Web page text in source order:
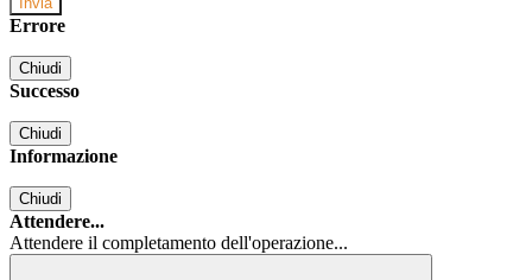
Errore
Chiudi
Successo
Chiudi
Informazione
Chiudi
Attendere...
Attendere il completamento dell'operazione...